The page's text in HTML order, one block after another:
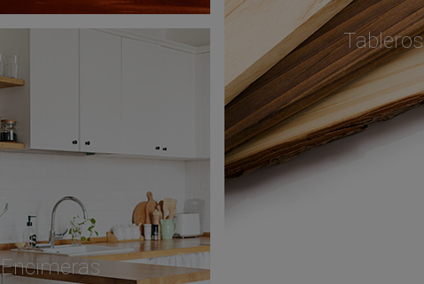
Encimeras
Tableros